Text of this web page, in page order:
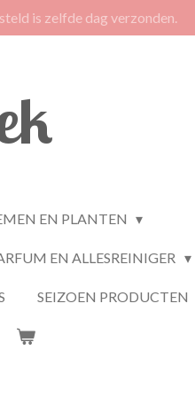
is zelfde dag verzonden.
EN PLANTEN
EN ALLESREINIGER
SEIZOEN PRODUCTEN